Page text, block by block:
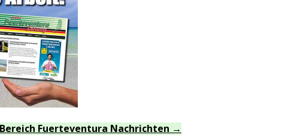
Fuerteventura Nachrichten